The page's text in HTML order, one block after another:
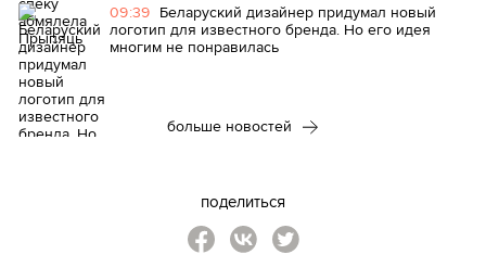
09:39 Беларуский дизайнер придумал новый
логотип для известного бренда. Но его идея
многим не понравилась
больше новостей
поделиться